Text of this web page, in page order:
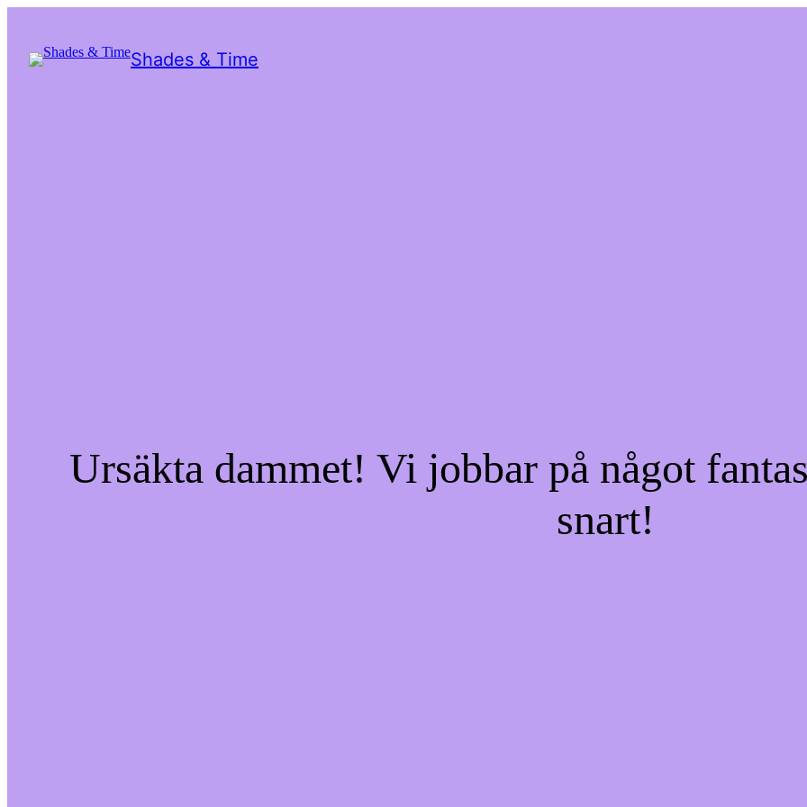
Shades & Time
Ursäkta dammet! Vi jobbar på något
snart!